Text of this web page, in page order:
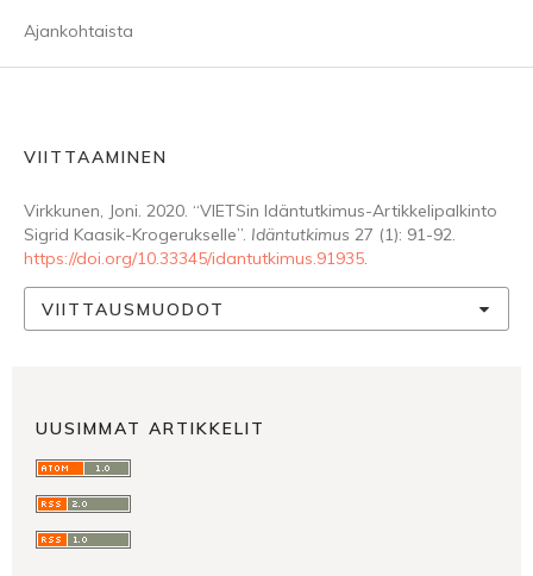
Ajankohtaista
VIITTAAMINEN
Virkkunen, Joni. 2020. “VIETSin Idäntutkimus-Artikkelipalkinto
Sigrid Kaasik-Krogerukselle”. Idäntutkimus 27 (1): 91-92.
https://doi.org/10.33345/idantutkimus.91935.
VIITTAUSMUODOT
UUSIMMAT ARTIKKELIT